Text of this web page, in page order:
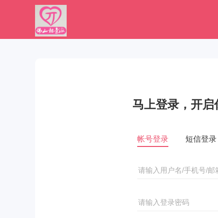
马上登录，开
帐号登录 短信登录